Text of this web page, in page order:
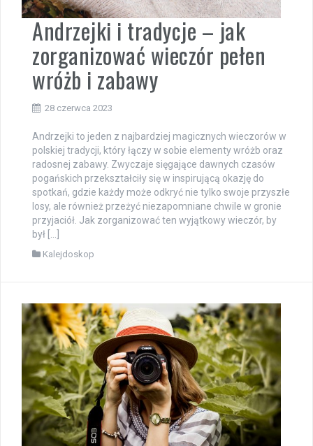
Andrzejki i tradycje – jak
zorganizować wieczór pełen
wróżb i zabawy
28 czerwca 2023
Andrzejki to jeden z najbardziej magicznych wieczorów w
polskiej tradycji, który łączy w sobie elementy wróżb oraz
radosnej zabawy. Zwyczaje sięgające dawnych czasów
pogańskich przekształciły się w inspirującą okazję do
spotkań, gdzie każdy może odkryć nie tylko swoje przyszłe
losy, ale również przeżyć niezapomniane chwile w gronie
przyjaciół. Jak zorganizować ten wyjątkowy wieczór, by
był […]
Kalejdoskop